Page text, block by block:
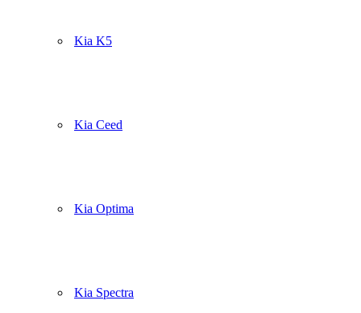
Kia K5
Kia Ceed
Kia Optima
Kia Spectra